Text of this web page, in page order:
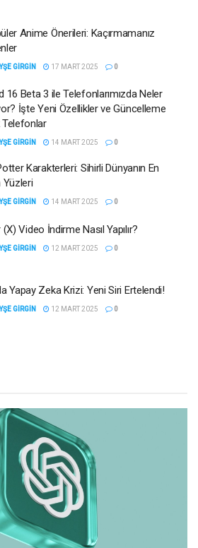
Anime Önerileri: Kaçırmamanız
GIRGIN 17 MART 2025 0
16 Beta 3 ile Telefonlarımızda Neler
İşte Yeni Özellikler ve Güncelleme
GIRGIN 14 MART 2025 0
Karakterleri: Sihirli Dünyanın En
Yüzleri
GIRGIN 14 MART 2025 0
Video İndirme Nasıl Yapılır?
GIRGIN 12 MART 2025 0
Yapay Zeka Krizi: Yeni Siri Ertelendi!
GIRGIN 12 MART 2025 0